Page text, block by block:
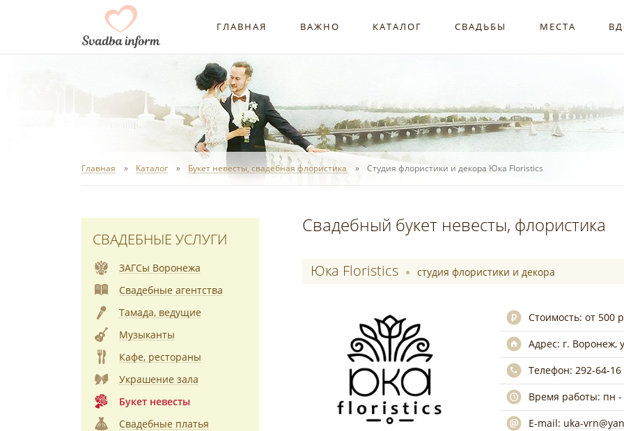
ГЛАВНАЯ ВАЖНО КАТАЛОГ СВАДЬБЫ МЕСТА
Главная Каталог Букет невесты, свадебная флористика Студия флористики и декора Юка Floristics
Свадебный букет невесты, флористика
Юка Floristics студия флористики и декора
Стоимость: от 500
Адрес: г. Воронеж,
Телефон: 292-64-16
Время работы: пн -
E-mail: uka-
СВАДЕБНЫЕ УСЛУГИ
ЗАГСы Воронежа
Свадебные агентства
Тамада, ведущие
Музыканты
Кафе, рестораны
Украшение зала
Букет невесты
Свадебные платья